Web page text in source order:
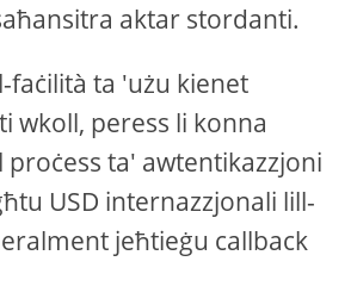
aktar stordanti.
faċilità ta 'użu kienet
wkoll, peress li konna
ta' awtentikazzjoni
USD internazzjonali lill-
jeħtieġu callback